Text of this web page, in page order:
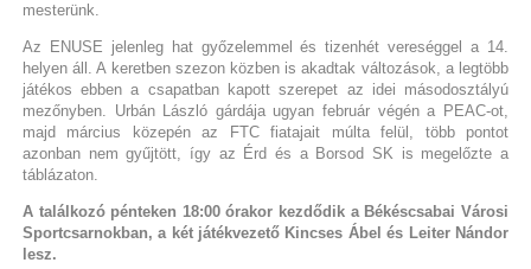
mesterünk.
Az ENUSE jelenleg hat győzelemmel és tizenhét vereséggel a 14.
helyen áll. A keretben szezon közben is akadtak változások, a legtöbb
játékos ebben a csapatban kapott szerepet az idei másodosztályú
mezőnyben. Urbán László gárdája ugyan február végén a PEAC-ot,
majd március közepén az FTC fiatajait múlta felül, több pontot
azonban nem gyűjtött, így az Érd és a Borsod SK is megelőzte a
táblázaton.
A találkozó pénteken 18:00 órakor kezdődik a Békéscsabai Városi
Sportcsarnokban, a két játékvezető Kincses Ábel és Leiter Nándor
lesz.